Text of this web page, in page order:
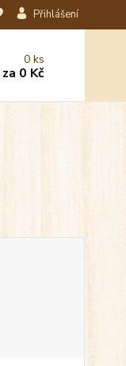
Přihlášení
0ks
za 0 Kč